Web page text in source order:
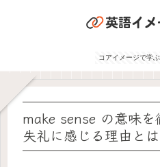
コアイメージで学
make sense の意味
失礼に感じる理由とは